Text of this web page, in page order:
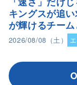
キングスが追
が輝けるチー
2026/08/08（土）